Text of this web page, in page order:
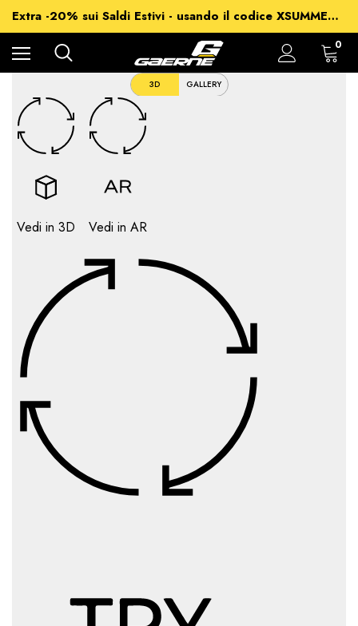
Extra -20% sui Saldi Estivi - usando il codice XSUMMER2026
Spedizioni gratuite per ordini superiori a 99€
-15% su Tutto - usando il codice XSUMMER2026
0
3D GALLERY
Vedi in 3D Vedi in AR